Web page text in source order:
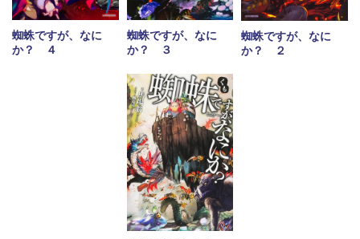
蜘蛛ですが、なに
か？ ４
蜘蛛ですが、なに
か？ ３
蜘蛛ですが、なに
か？ ２